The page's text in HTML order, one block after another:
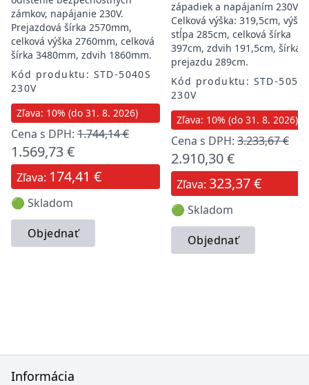
zámkov, napájanie 230V.
Prejazdová šírka 2570mm,
celková výška 2760mm, celková
šírka 3480mm, zdvih 1860mm.
Kód produktu: STD-5040S
230V
Zľava: 10% (do 31. 8. 2026)
Cena s DPH: 1.744,14 €
1.569,73 €
Zľava: 174,41 €
🟢 Skladom
Objednať
západiek a napájaním 230V.
Celková výška: 319,5cm, výška
stĺpa 285cm, celková šírka
397cm, zdvih 191,5cm, šírka
prejazdu 289cm.
Kód produktu: STD-
230V
Zľava: 10% (do 31. 8. 2026)
Cena s DPH: 3.233,67 €
2.910,30 €
Zľava: 323,37 €
🟢 Skladom
Objednať
Informácia